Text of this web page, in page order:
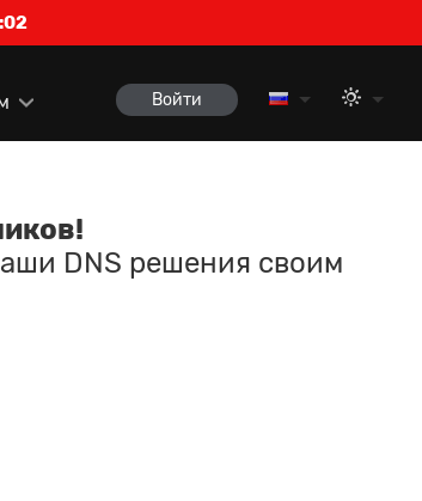
Войти
DNS решения своим